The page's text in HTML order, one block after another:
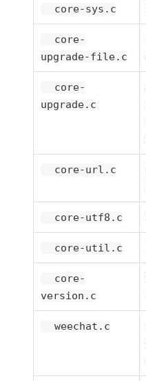
core-sys.c
core-
upgrade-file.c
core-
upgrade.c
core-url.c
core-utf8.c
core-util.c
core-
version.c
weechat.c